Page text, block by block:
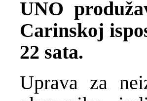
UNO
Carinskoj
22 sata.
Uprava za